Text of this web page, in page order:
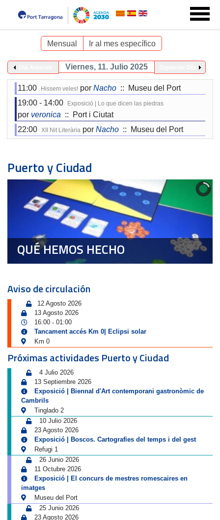
Mensual Ir al mes específico
Viernes, 11. Julio 2025
11:00 Hissem veles! por Nacho :: Museu del Port
19:00 - 14:00
Exposició | Lo que dicen las piedras
por veronica :: Port i Ciutat
22:00 XII Nit Literària por Nacho :: Museu del Port
Puerto y Ciudad
QUÉ HEMOS HECHO
Aviso de circulación
12 Agosto 2026
13 Agosto 2026
16:00 - 01:00
Tancament accés Km 0| Eclipsi solar
Km 0
Próximas actividades Puerto y Ciudad
4 Julio 2026
13 Septiembre 2026
Exposició | Biennal d'Art contemporani gastronòmic de
Cambrils
Tinglado 2
10 Julio 2026
23 Agosto 2026
Exposició | Boscos. Cartografies del temps i del gest
Refugi 1
26 Junio 2026
11 Octubre 2026
Exposició | El concurs de mestres romescaires en
imatges
Museu del Port
25 Junio 2026
23 Agosto 2026